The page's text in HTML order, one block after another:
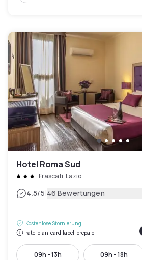
Hotel Roma Sud
Frascati, Lazio
4.5/5|46 Bewertungen
Kostenlose Stornierung
rate-plan-card.label-prepaid
09h - 13h 09h - 18h